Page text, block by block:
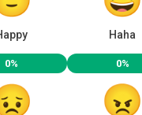
Haha
0% 0%